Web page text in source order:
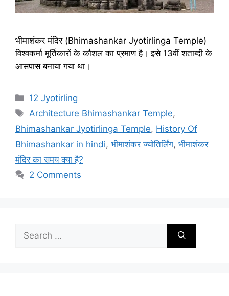
भीमाशंकर मंदिर (Bhimashankar Jyotirlinga Temple)
विश्वकर्मा मूर्तिकारों के कौशल का प्रमाण है। इसे 13वीं शताब्दी के
आसपास बनाया गया था।
Categories
12 Jyotirling
Tags
Architecture Bhimashankar Temple,
Bhimashankar Jyotirlinga Temple, History Of
Bhimashankar in hindi, भीमाशंकर ज्योतिर्लिंग, भीमाशंकर
मंदिर का समय क्या है?
2 Comments
for: